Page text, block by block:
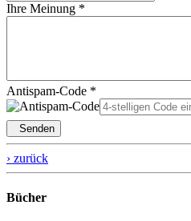
Ihre Meinung *
Antispam-Code *
Senden
› zurück
Bücher